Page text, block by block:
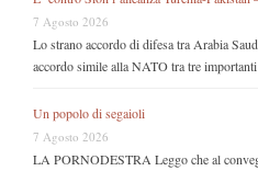
7 Agosto 2026
Lo strano accordo di difesa tra Arabia
accordo simile alla NATO tra tre importanti
Un popolo di segaioli
7 Agosto 2026
LA PORNODESTRA Leggo che al